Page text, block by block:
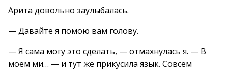
Арита довольно заулыбалась.
— Давайте я помою вам голову.
— Я сама могу это сделать, — отмахнулась я. — В
моем ми… — и тут же прикусила язык. Совсем